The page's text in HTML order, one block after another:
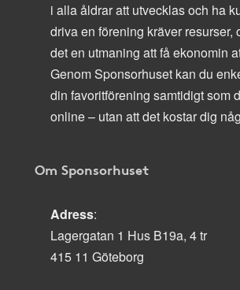
i alla åldrar att utvecklas och ha
driva en förening kräver resurser,
det en utmaning att få ekonomin
Genom Sponsorhuset kan du
din favoritförening samtidigt som
online – utan att det kostar dig
Om Sponsorhuset
Adress:
Lagergatan 1 Hus B19a, 4 tr
415 11 Göteborg